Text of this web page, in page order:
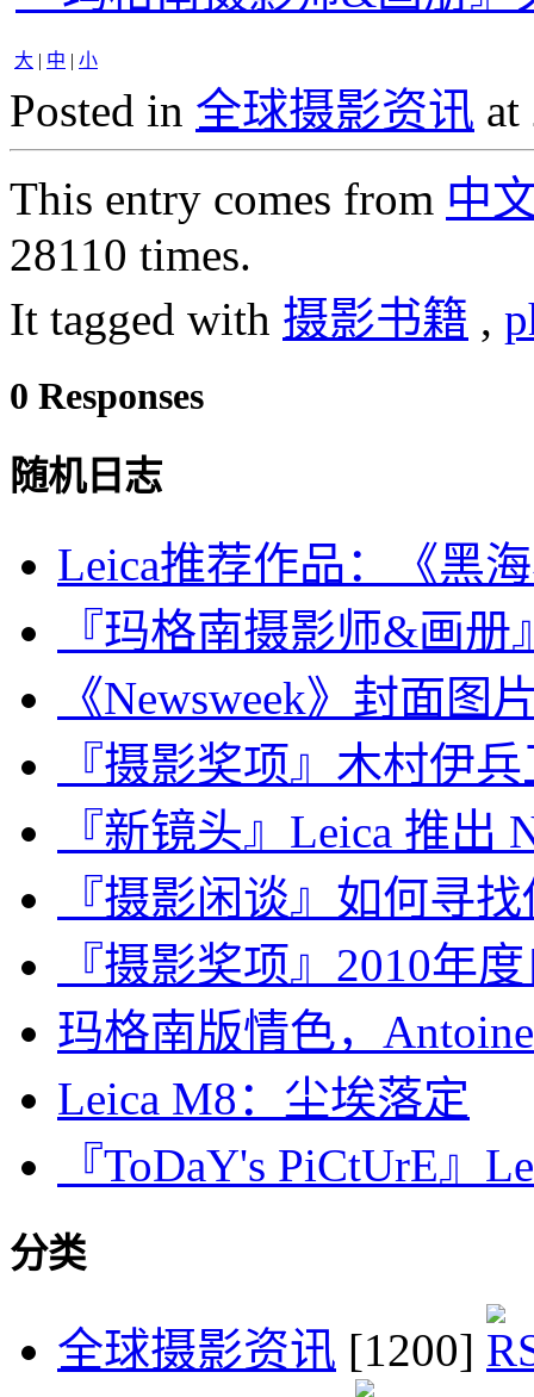
大 | 中 | 小
Posted in 全球摄影资讯 at
This entry comes from 中
28110 times.
It tagged with 摄影书籍 ,
0 Responses
随机日志
Leica推荐作品：《黑
『玛格南摄影师&画册
《Newsweek》封面图
『摄影奖项』木村伊
『新镜头』Leica 推出
『摄影闲谈』如何寻
『摄影奖项』2010年
玛格南版情色，
Leica M8：尘埃落定
『ToDaY's PiCtUrE』
分类
全球摄影资讯 [1200]